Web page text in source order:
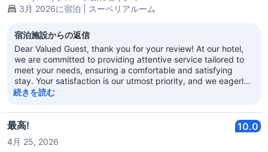
3月 2026に宿泊 | スーペリアルーム
宿泊施設からの返信
Dear Valued Guest, thank you for your review! At our hotel,
we are committed to providing attentive service tailored to
meet your needs, ensuring a comfortable and satisfying
stay. Your satisfaction is our utmost priority, and we eagerly
続きを読む
最高! 10.0
4月 25, 2026